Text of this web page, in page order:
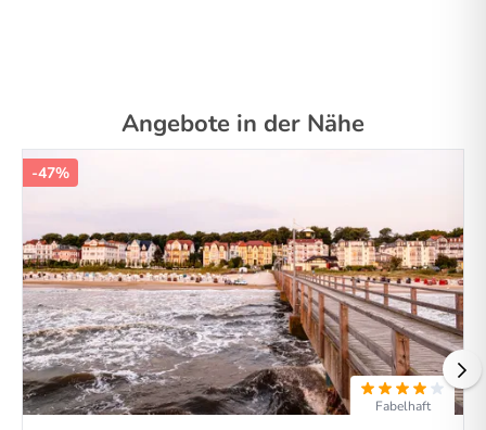
Angebote in der Nähe
-47%
Fabelhaft